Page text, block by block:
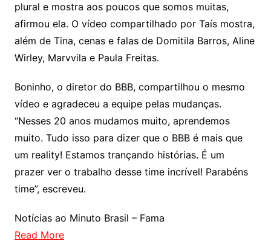
plural e mostra aos poucos que somos muitas,
afirmou ela. O vídeo compartilhado por Taís mostra,
além de Tina, cenas e falas de Domitila Barros, Aline
Wirley, Marvvila e Paula Freitas.
Boninho, o diretor do BBB, compartilhou o mesmo
vídeo e agradeceu a equipe pelas mudanças.
“Nesses 20 anos mudamos muito, aprendemos
muito. Tudo isso para dizer que o BBB é mais que
um reality! Estamos trançando histórias. É um
prazer ver o trabalho desse time incrível! Parabéns
time”, escreveu.
Notícias ao Minuto Brasil – Fama
Read More